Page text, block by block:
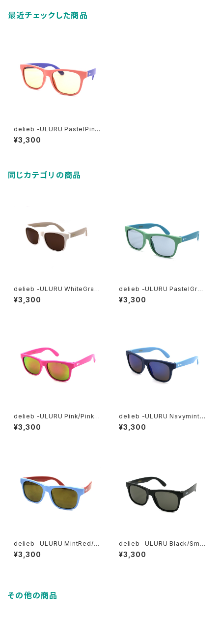
最近チェックした商品
delieb -ULURU PastelPink
Purple/LightBrown- KIDS
size
¥3,300
同じカテゴリの商品
delieb -ULURU WhiteGray/
Brown- KIDSsize
¥3,300
delieb -ULURU PastelGree
nMint/LightBlue- KIDSsiz
e
¥3,300
delieb -ULURU Pink/Pinkm
irror- KIDSsize
¥3,300
delieb -ULURU Navymint/
Bluemirror- KIDSsize
¥3,300
delieb -ULURU MintRed/G
oldmirror- KIDSsize
¥3,300
delieb -ULURU Black/Smo
ke- KIDSsize
¥3,300
その他の商品